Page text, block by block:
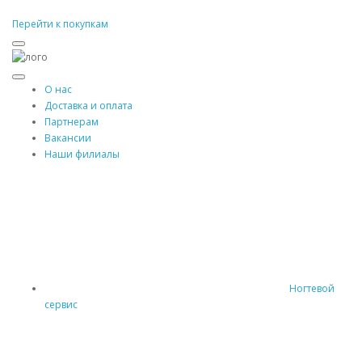
Перейти к покупкам
О нас
Доставка и оплата
Партнерам
Вакансии
Наши филиалы
Ногтевой
сервис